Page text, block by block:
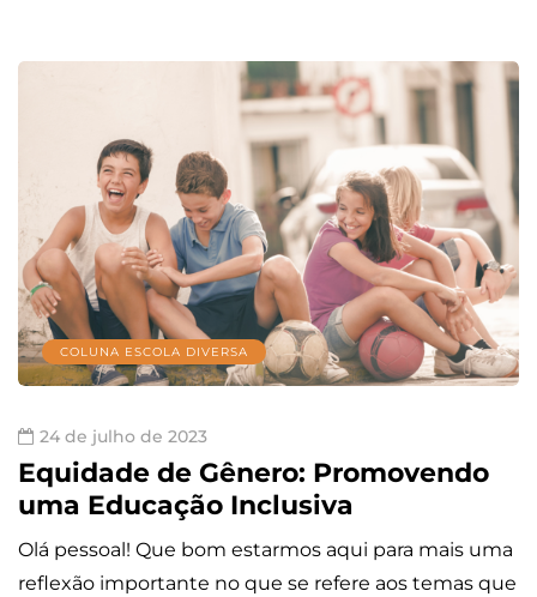
COLUNA ESCOLA DIVERSA
24 de julho de 2023
Equidade de Gênero: Promovendo
uma Educação Inclusiva
Olá pessoal! Que bom estarmos aqui para mais uma
reflexão importante no que se refere aos temas que